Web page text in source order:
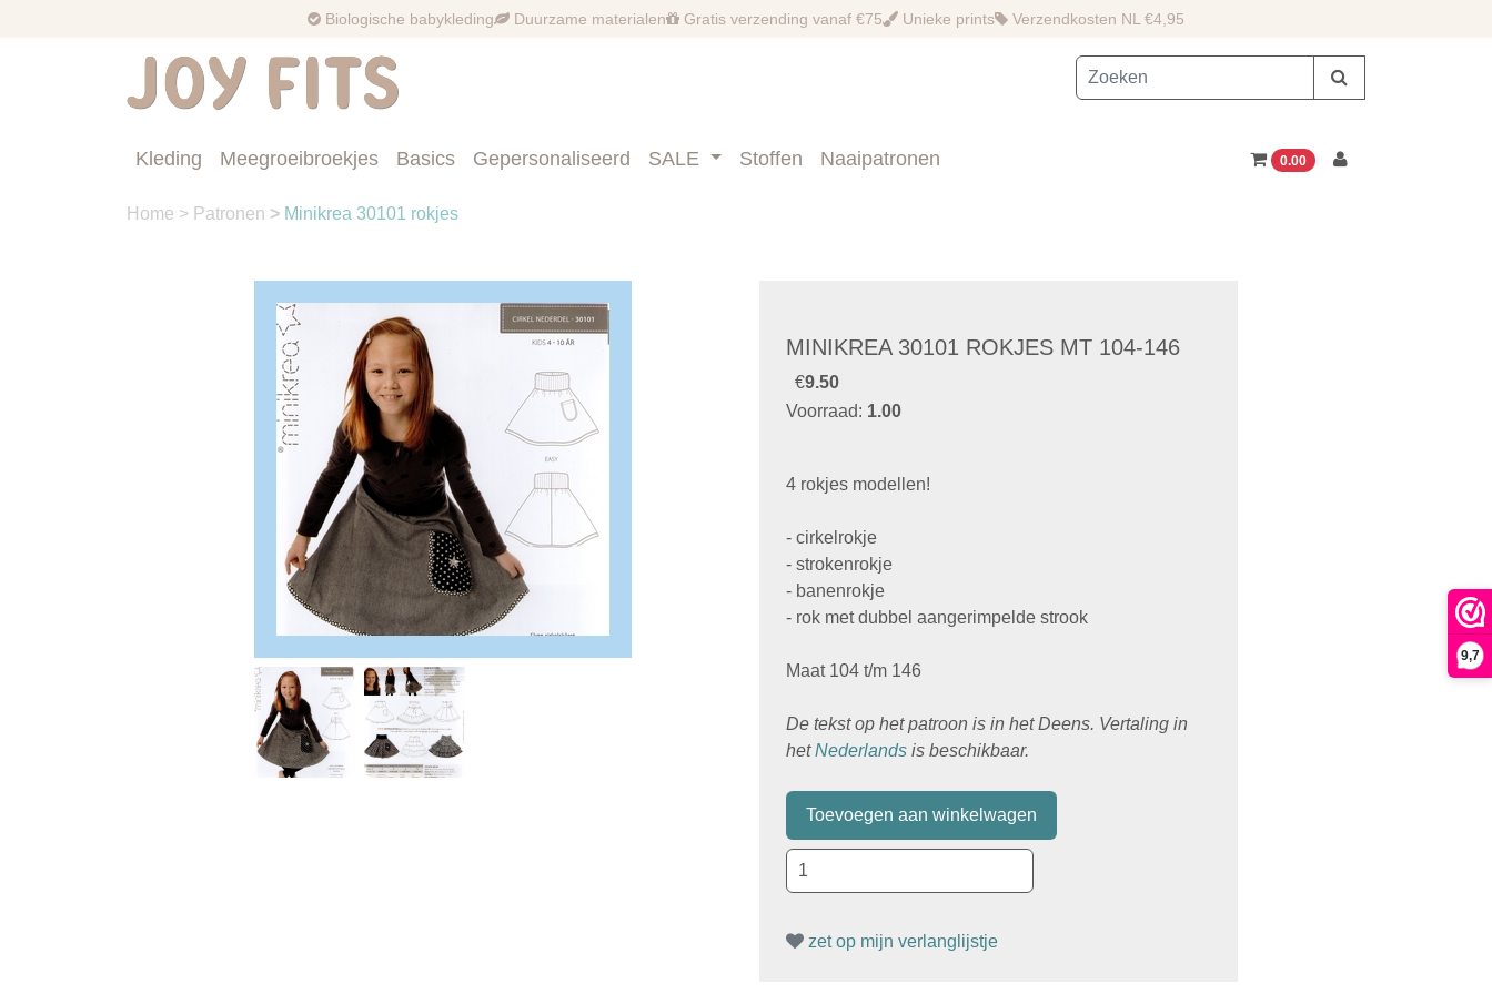
9,7
Biologische babykleding Duurzame materialen Gratis verzending vanaf €75 Unieke prints Verzendkosten NL €4,95
Kleding Meegroeibroekjes Basics Gepersonaliseerd SALE Stoffen Naaipatronen 0.00
Home > Patronen > Minikrea 30101 rokjes
MINIKREA 30101 ROKJES MT 104-146
€9.50
Voorraad: 1.00
4 rokjes modellen!
- cirkelrokje
- strokenrokje
- banenrokje
- rok met dubbel aangerimpelde strook
Maat 104 t/m 146
De tekst op het patroon is in het Deens. Vertaling in
hetNederlands is beschikbaar.
zet op mijn verlanglijstje